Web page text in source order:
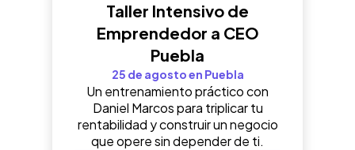
Taller Intensivo de
Emprendedor a CEO
Puebla
25 de agosto en Puebla
Un entrenamiento práctico con
Daniel Marcos para triplicar tu
rentabilidad y construir un negocio
que opere sin depender de ti.